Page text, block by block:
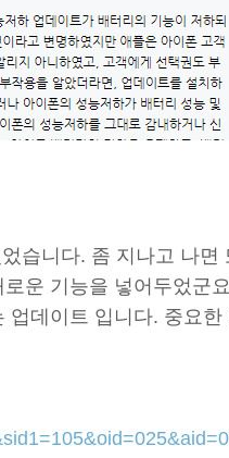
습니다. 좀 지나고 나면
운 기능을 넣어두었군
데이트 입니다. 중요한